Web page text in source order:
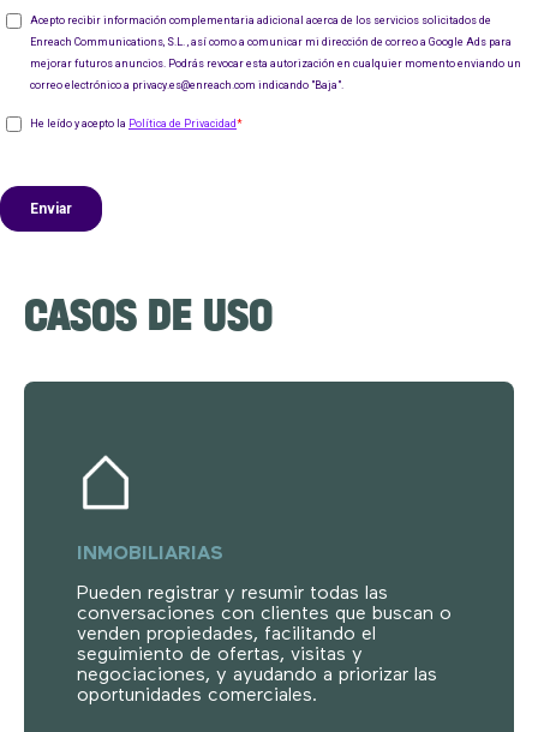
CASOS DE USO
INMOBILIARIAS
Pueden registrar y resumir todas las
conversaciones con clientes que buscan o
venden propiedades, facilitando el
seguimiento de ofertas, visitas y
negociaciones, y ayudando a priorizar las
oportunidades comerciales.